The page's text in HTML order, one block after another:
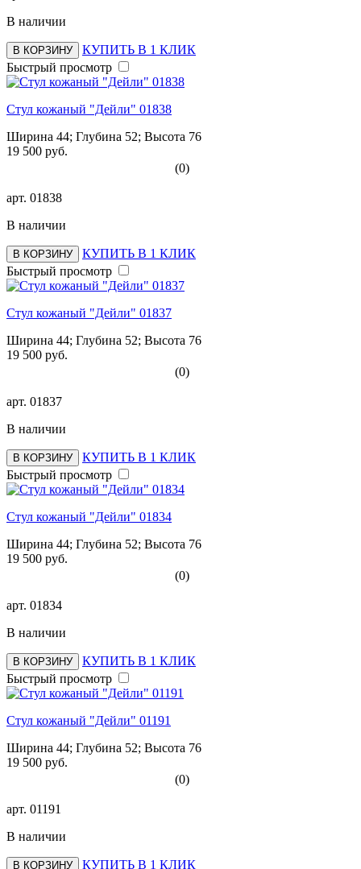
В наличии
В КОРЗИНУ
КУПИТЬ В 1 КЛИК
Быстрый просмотр
Стул кожаный "Дейли" 01838
Ширина 44; Глубина 52; Высота 76
19 500 руб.
(0)
арт. 01838
В наличии
В КОРЗИНУ
КУПИТЬ В 1 КЛИК
Быстрый просмотр
Стул кожаный "Дейли" 01837
Ширина 44; Глубина 52; Высота 76
19 500 руб.
(0)
арт. 01837
В наличии
В КОРЗИНУ
КУПИТЬ В 1 КЛИК
Быстрый просмотр
Стул кожаный "Дейли" 01834
Ширина 44; Глубина 52; Высота 76
19 500 руб.
(0)
арт. 01834
В наличии
В КОРЗИНУ
КУПИТЬ В 1 КЛИК
Быстрый просмотр
Стул кожаный "Дейли" 01191
Ширина 44; Глубина 52; Высота 76
19 500 руб.
(0)
арт. 01191
В наличии
В КОРЗИНУ КУПИТЬ В 1 КЛИК